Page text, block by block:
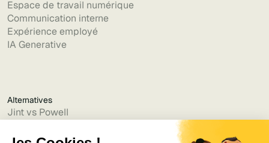
Espace de travail numérique
Communication interne
Expérience employé
IA Generative
Alternatives
Jint vs Powell
Jint vs Jamespot